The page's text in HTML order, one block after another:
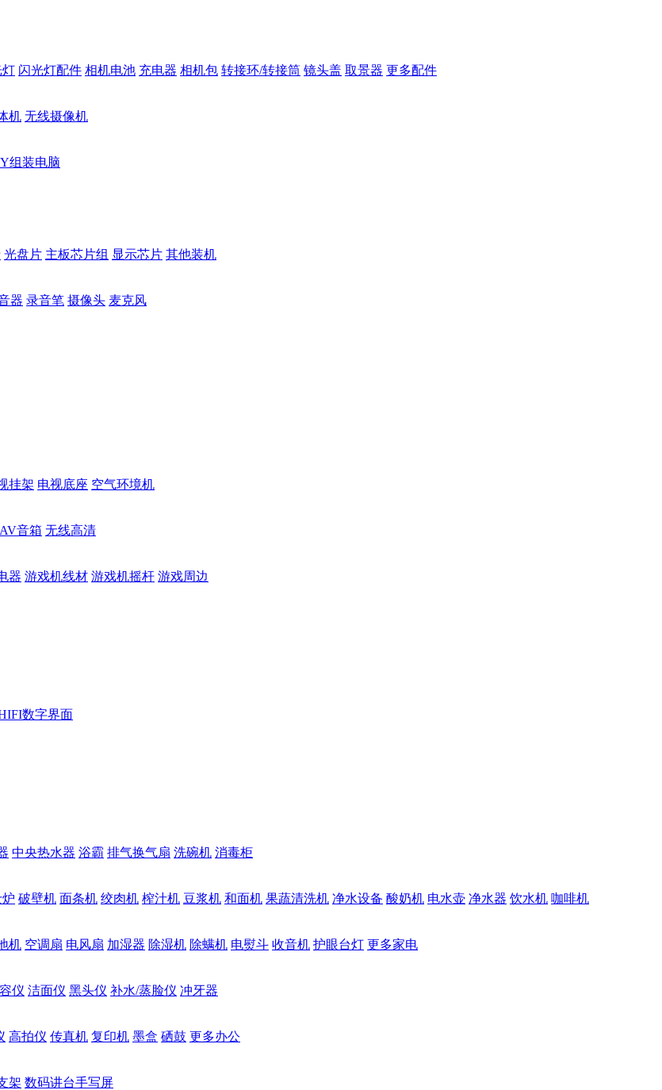
灯 闪光灯配件 相机电池 充电器 相机包 转接环/转接筒 镜头盖 取景器 更多配件
机 无线摄像机
组装电脑
光盘片 主板芯片组 显示芯片 其他装机
器 录音笔 摄像头 麦克风
挂架 电视底座 空气环境机
AV音箱 无线高清
器 游戏机线材 游戏机摇杆 游戏周边
数字界面
中央热水器 浴霸 排气换气扇 洗碗机 消毒柜
破壁机 面条机 绞肉机 榨汁机 豆浆机 和面机 果蔬清洗机 净水设备 酸奶机 电水壶 净水器 饮水机 咖啡机
机 空调扇 电风扇 加湿器 除湿机 除螨机 电熨斗 收音机 护眼台灯 更多家电
仪 洁面仪 黑头仪 补水/蒸脸仪 冲牙器
高拍仪 传真机 复印机 墨盒 硒鼓 更多办公
架 数码讲台手写屏